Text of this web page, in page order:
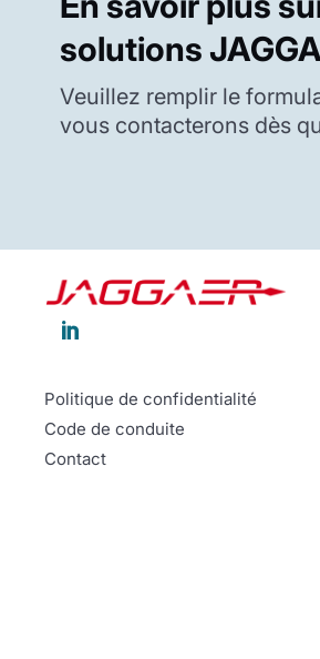
solutions
Veuillez remplir le
vous contacterons dès

Politique de confidentialité
Code de conduite
Contact